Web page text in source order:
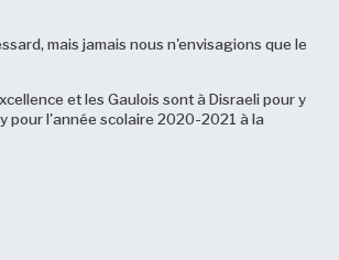
mais jamais nous n'envisagions que le
et les Gaulois sont à Disraeli pour y
pour l'année scolaire 2020-2021 à la